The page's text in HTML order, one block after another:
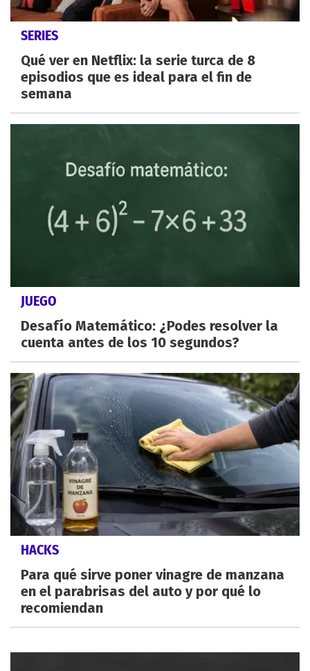
SERIES
Qué ver en Netflix: la serie turca de 8
episodios que es ideal para el fin de
semana
JUEGO
Desafío Matemático: ¿Podes resolver la
cuenta antes de los 10 segundos?
HACKS
Para qué sirve poner vinagre de manzana
en el parabrisas del auto y por qué lo
recomiendan